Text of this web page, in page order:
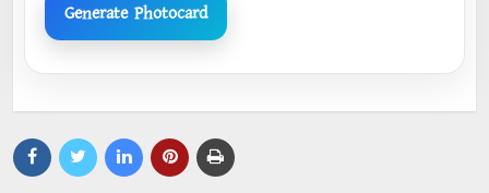
Generate Photocard